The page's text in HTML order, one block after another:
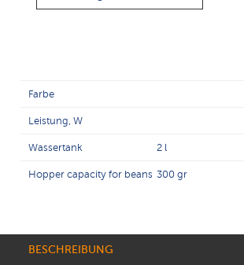
Farbe
Leistung, W
Wassertank 2 l
Hopper capacity for beans 300 gr
BESCHREIBUNG